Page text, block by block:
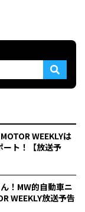
WEEKLYは
ート！【放送予
！MW的自動車ニ
WEEKLY放送予告